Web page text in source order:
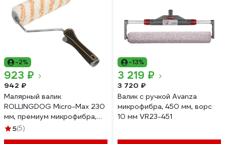
-2%
923 ₽
942 ₽
Малярный валик
ROLLINGDOG Micro-Max 230
мм, премиум микрофибра,
ворс 12,7 мм, бюгель 8 мм
5(5)
-13%
3 219 ₽
3 720 ₽
Валик с ручкой Avanza
микрофибра, 450 мм, ворс
10 мм VR23-451